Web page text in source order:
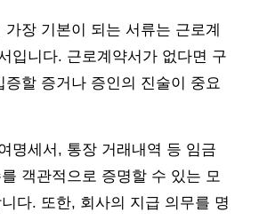
장 기본이 되는 서류는 근로계
입니다. 근로계약서가 없다면 구
증할 증거나 증인의 진술이 중요
명세서, 통장 거래내역 등 임금
객관적으로 증명할 수 있는 모
다. 또한, 회사의 지급 의무를 명